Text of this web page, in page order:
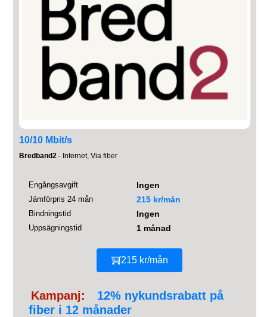
10/10 Mbit/s
Bredband2 - Internet, Via fiber
Engångsavgift Ingen
Jämförpris 24 mån 215 kr/mån
Bindningstid Ingen
Uppsägningstid 1 månad
215 kr/mån
Kampanj:
12% nykundsrabatt på
fiber i 12 månader